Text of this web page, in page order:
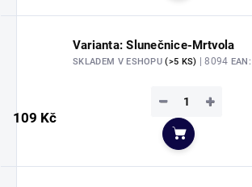
Varianta: Slunečnice-Mrtvola
SKLADEM V ESHOPU(>5 KS) | 8094 EAN:
109 Kč
+
−
Do košíku